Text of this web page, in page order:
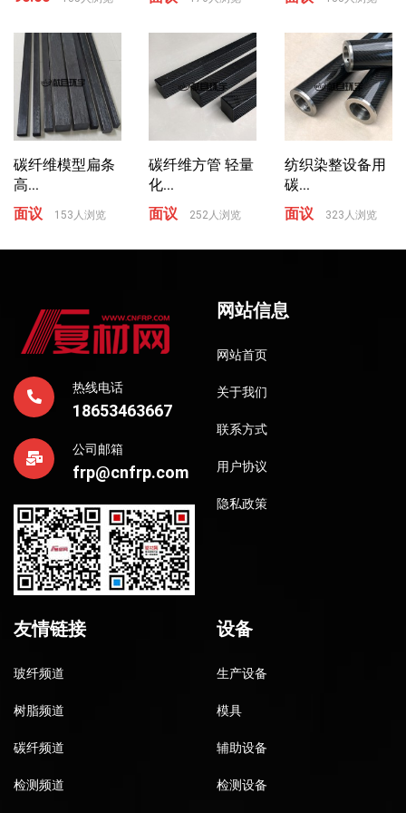
碳纤维模型扁条
高...
面议
153人浏览
碳纤维方管 轻量
化...
面议
252人浏览
纺织染整设备用
碳...
面议
323人浏览
热线电话
18653463667
公司邮箱
frp@cnfrp.com
网站信息
网站首页
关于我们
联系方式
用户协议
隐私政策
友情链接
玻纤频道
树脂频道
碳纤频道
检测频道
设备
生产设备
模具
辅助设备
检测设备